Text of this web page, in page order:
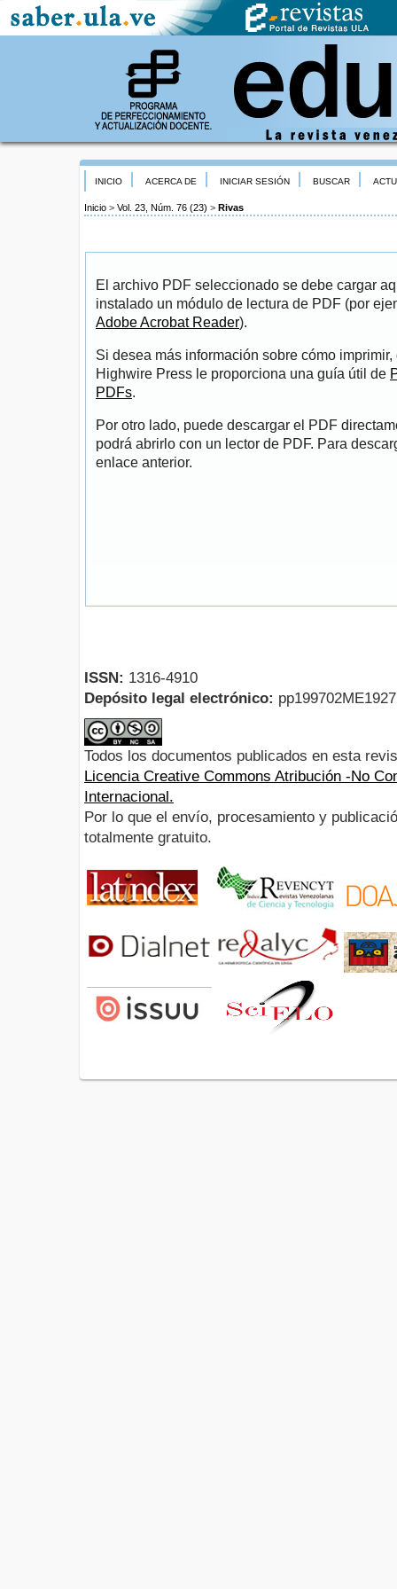
INICIO ACERCA DE INICIAR SESIÓN BUSCAR
Inicio > Vol. 23, Núm. 76 (23) > Rivas
El archivo PDF seleccionado se debe cargar
instalado un módulo de lectura de PDF (por
Adobe Acrobat Reader).
Si desea más información sobre cómo
Highwire Press le proporciona una guía útil de
PDFs.
Por otro lado, puede descargar el PDF
podrá abrirlo con un lector de PDF. Para
enlace anterior.
ISSN: 1316-4910
Depósito legal electrónico:
Todos los documentos publicados en esta
Licencia Creative Commons Atribución -No
Internacional.
Por lo que el envío, procesamiento y
totalmente gratuito.